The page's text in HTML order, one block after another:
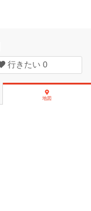
行きたい 0
地図